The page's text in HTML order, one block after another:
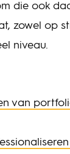
die ook
zowel op
niveau.
van